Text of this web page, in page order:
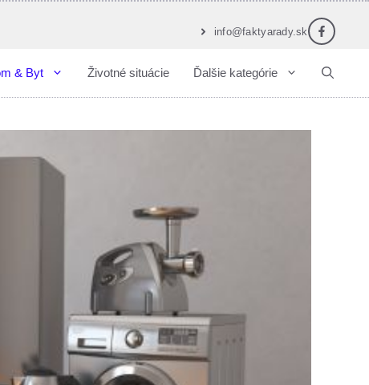
info@faktyarady.sk
& Byt Životné situácie Ďalšie kategórie